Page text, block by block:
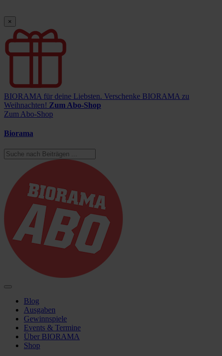
×
BIORAMA für deine Liebsten. Verschenke BIORAMA zu
Weihnachten! Zum Abo-Shop
Zum Abo-Shop
Biorama
Blog
Ausgaben
Gewinnspiele
Events & Termine
Über BIORAMA
Shop